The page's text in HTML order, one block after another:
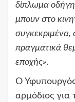
δίπλωμα
μπουν στο
συγκεκριμένα,
πραγματικά
εποχής».
Ο
αρμόδιος για